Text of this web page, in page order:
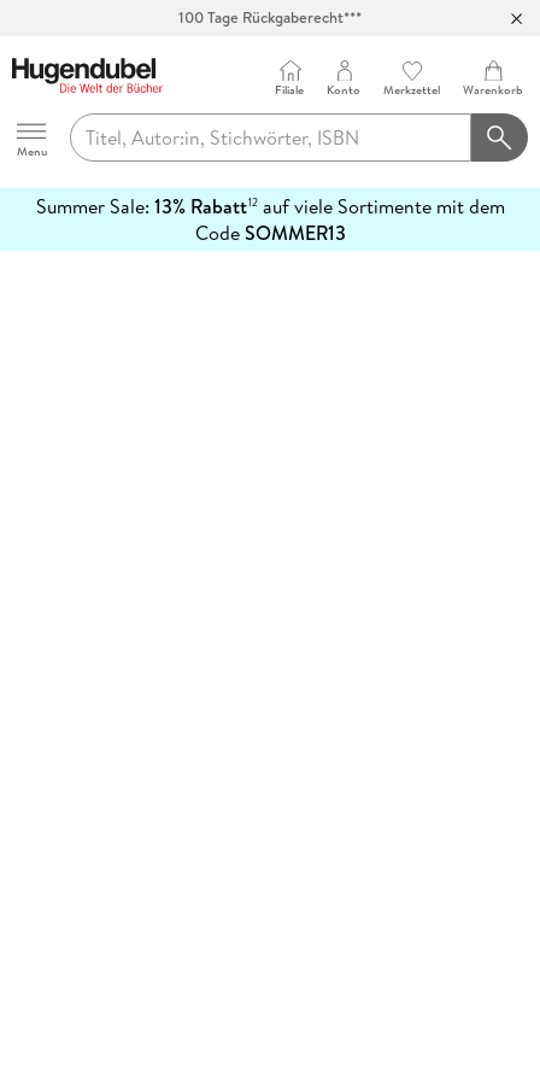
100 Tage Rückgaberecht***
Hugendubel
Menu
Filiale Konto Merkzettel Warenkorb
Summer Sale: 13% Rabatt12auf viele Sortimente mit dem
CodeSOMMER13
erfahren